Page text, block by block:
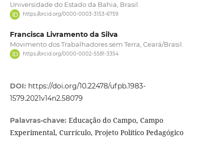
Universidade do Estado da Bahia, Brasil.
https://orcid.org/0000-0003-3153-6759
Francisca Livramento da Silva
Movimento dos Trabalhadores sem Terra, Ceará/Brasil.
https://orcid.org/0000-0002-5581-3354
DOI: https://doi.org/10.22478/ufpb.1983-
1579.2021v14n2.58079
Palavras-chave: Educação do Campo, Campo
Experimental, Currículo, Projeto Político Pedagógico